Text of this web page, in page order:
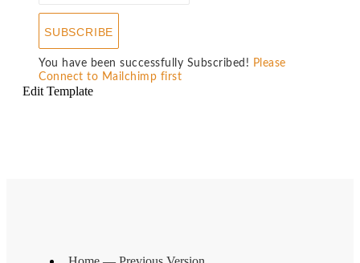
SUBSCRIBE
You have been successfully Subscribed! Please
Connect to Mailchimp first
Edit Template